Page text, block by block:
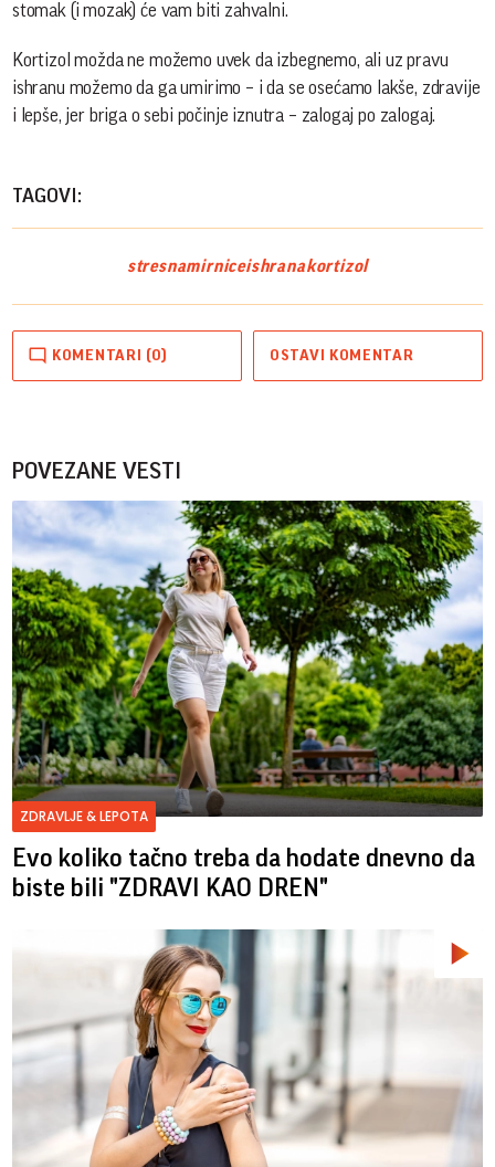
stomak (i mozak) će vam biti zahvalni.
Kortizol možda ne možemo uvek da izbegnemo, ali uz pravu
ishranu možemo da ga umirimo – i da se osećamo lakše, zdravije
i lepše, jer briga o sebi počinje iznutra – zalogaj po zalogaj.
TAGOVI:
stresnamirniceishranakortizol
KOMENTARI (0) OSTAVI KOMENTAR
POVEZANE VESTI
ZDRAVLJE & LEPOTA
Evo koliko tačno treba da hodate dnevno da
biste bili "ZDRAVI KAO DREN"